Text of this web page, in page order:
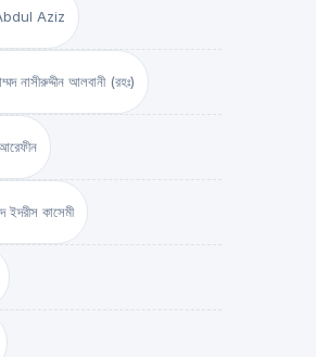
Aziz
নাসীরুদ্দীন আলবানী (রহঃ)
ইদরীস কাসেমী